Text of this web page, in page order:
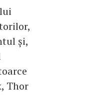
și,
Thor